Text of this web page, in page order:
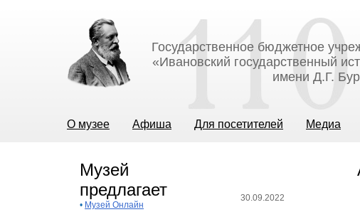
Государственное бюджетное
«Ивановский государственный
имени Д.Г.
О музее Афиша Для посетителей Медиа
Музей
предлагает
• Музей Онлайн
30.09.2022